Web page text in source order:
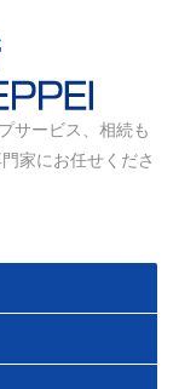
理士事務
サービス、相続も
家にお任せくださ